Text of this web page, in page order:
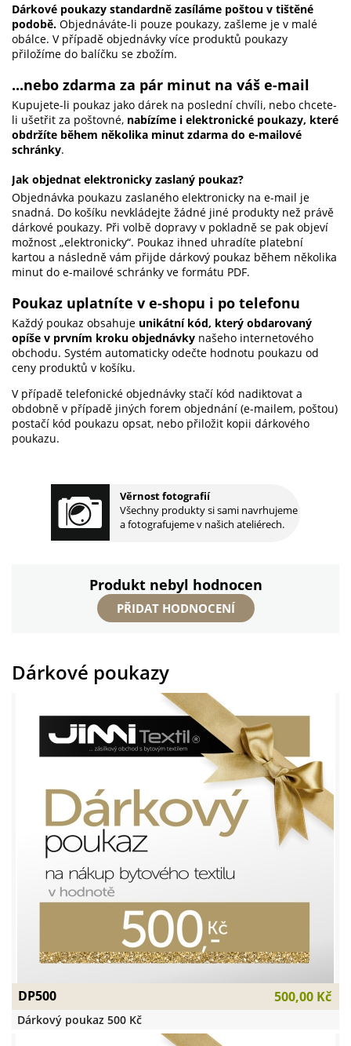
Věrnost fotografií
Všechny produkty si sami navrhujeme
a fotografujeme v našich ateliérech.
Dárkové poukazy standardně zasíláme poštou v tištěné
podobě. Objednáváte-li pouze poukazy, zašleme je v malé
obálce. V případě objednávky více produktů poukazy
přiložíme do balíčku se zbožím.
...nebo zdarma za pár minut na váš e-mail
Kupujete-li poukaz jako dárek na poslední chvíli, nebo chcete-
li ušetřit za poštovné, nabízíme i elektronické poukazy, které
obdržíte během několika minut zdarma do e-mailové
schránky.
Jak objednat elektronicky zaslaný poukaz?
Objednávka poukazu zaslaného elektronicky na e-mail je
snadná. Do košíku nevkládejte žádné jiné produkty než právě
dárkové poukazy. Při volbě dopravy v pokladně se pak objeví
možnost „elektronicky“. Poukaz ihned uhradíte platební
kartou a následně vám přijde dárkový poukaz během několika
minut do e-mailové schránky ve formátu PDF.
Poukaz uplatníte v e-shopu i po telefonu
Každý poukaz obsahuje unikátní kód, který obdarovaný
opíše v prvním kroku objednávky našeho internetového
obchodu. Systém automaticky odečte hodnotu poukazu od
ceny produktů v košíku.
V případě telefonické objednávky stačí kód nadiktovat a
obdobně v případě jiných forem objednání (e-mailem, poštou)
postačí kód poukazu opsat, nebo přiložit kopii dárkového
poukazu.
Produkt nebyl hodnocen
PŘIDAT HODNOCENÍ
DP500 500,00 Kč
Dárkový poukaz 500 Kč
Dárkové poukazy